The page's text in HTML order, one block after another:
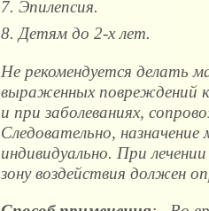
7. Эпилепсия.
8. Детям до 2-х лет.
Не рекомендуется делать
выраженных повреждений
и при заболеваниях,
Следовательно,
индивидуально. При
зону воздействия должен